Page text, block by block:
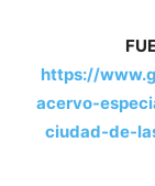
https://
acervo-
ciudad-de-